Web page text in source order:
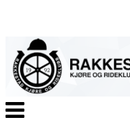
Veksle
navigasjon